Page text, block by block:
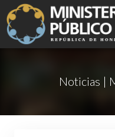
Noticias |